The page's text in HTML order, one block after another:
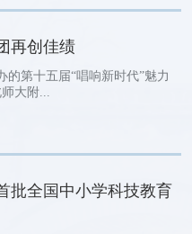
再创佳绩
的第十五届“唱响新时代”魅力
大附...
批全国中小学科技教育